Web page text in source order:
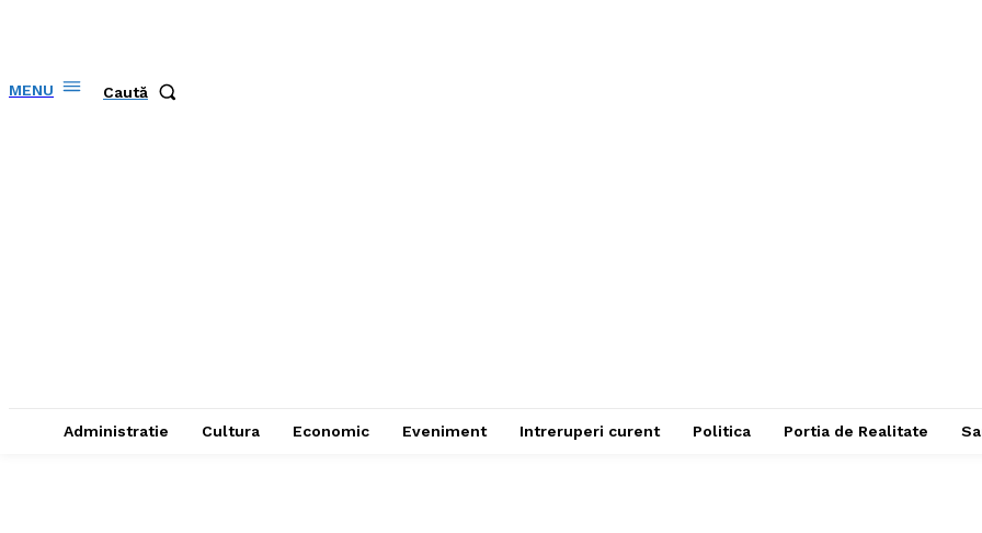
MENU Caută
Administratie Cultura Economic Eveniment Intreruperi curent Politica Portia de Realitate